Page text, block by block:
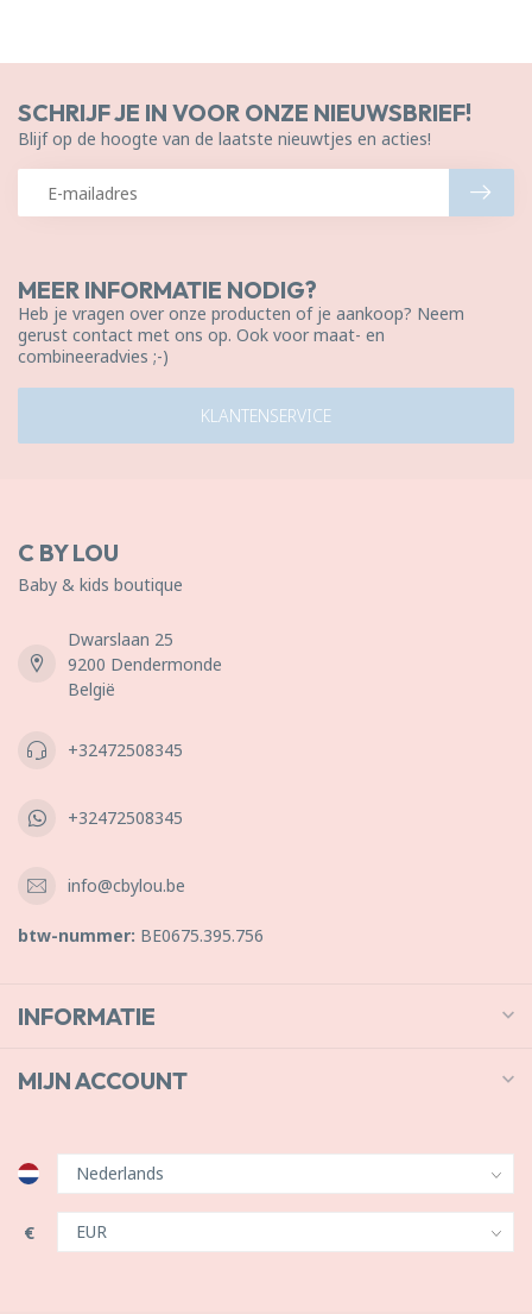
MEER INFORMATIE NODIG?
Heb je vragen over onze producten of je aankoop? Neem
gerust contact met ons op. Ook voor maat- en
combineeradvies ;-)
KLANTENSERVICE
SCHRIJF JE IN VOOR ONZE NIEUWSBRIEF!
Blijf op de hoogte van de laatste nieuwtjes en acties!
C BY LOU
Baby & kids boutique
Dwarslaan 25
9200 Dendermonde
België
+32472508345
+32472508345
info@cbylou.be
btw-nummer: BE0675.395.756
INFORMATIE
MIJN ACCOUNT
€